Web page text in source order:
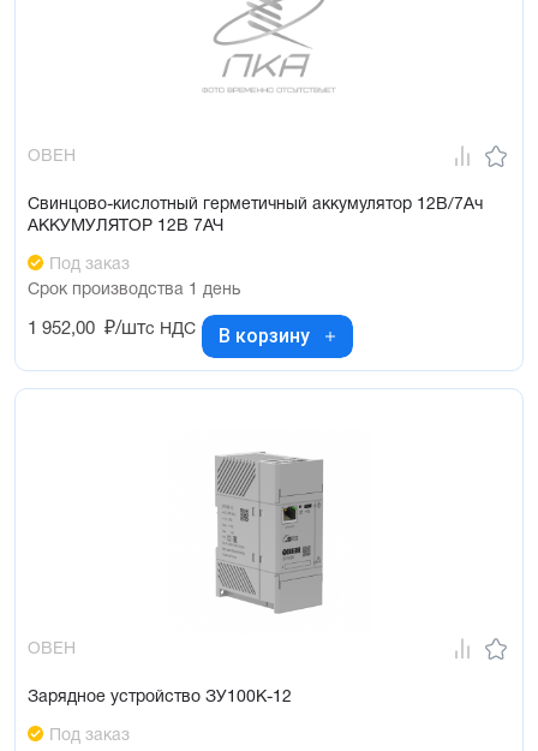
ОВЕН
Свинцово-кислотный герметичный аккумулятор 12В/7Ач
АККУМУЛЯТОР 12В 7АЧ
Под заказ
Срок производства 1 день
1 952,00 ₽/штс НДС В корзину
ОВЕН
Зарядное устройство ЗУ100К-12
Под заказ